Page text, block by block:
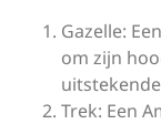
Gazelle:
om zijn
Trek: Een